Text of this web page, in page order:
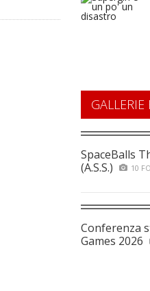
GALLERIE
SpaceBalls
(A.S.S.)
10
Conferenza
Games 2026